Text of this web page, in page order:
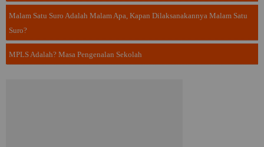
Malam Satu Suro Adalah Malam Apa, Kapan Dilaksanakannya Malam Satu
Suro?
MPLS Adalah? Masa Pengenalan Sekolah